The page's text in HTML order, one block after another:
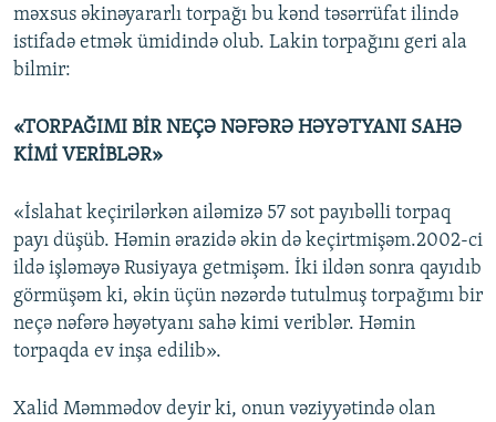
məxsus əkinəyararlı torpağı bu kənd təsərrüfat ilində
istifadə etmək ümidində olub. Lakin torpağını geri ala
bilmir:
«TORPAĞIMI BİR NEÇƏ NƏFƏRƏ HƏYƏTYANI SAHƏ
KİMİ VERİBLƏR»
«İslahat keçirilərkən ailəmizə 57 sot payıbəlli torpaq
payı düşüb. Həmin ərazidə əkin də keçirtmişəm.2002-ci
ildə işləməyə Rusiyaya getmişəm. İki ildən sonra qayıdıb
görmüşəm ki, əkin üçün nəzərdə tutulmuş torpağımı bir
neçə nəfərə həyətyanı sahə kimi veriblər. Həmin
torpaqda ev inşa edilib».
Xalid Məmmədov deyir ki, onun vəziyyətində olan